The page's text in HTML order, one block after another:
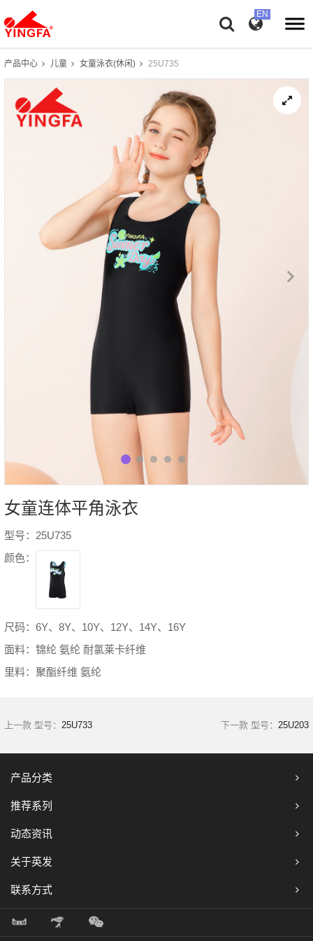
产品中心 儿童 女童泳衣(休闲) 25U735
女童连体平角泳衣
型号：25U735
颜色：
尺码：6Y、8Y、10Y、12Y、14Y、16Y
面料：锦纶 氨纶 耐氯莱卡纤维
里料：聚酯纤维 氨纶
上一款 型号： 25U733 下一款 型号： 25U203
产品分类
推荐系列
动态资讯
关于英发
联系方式